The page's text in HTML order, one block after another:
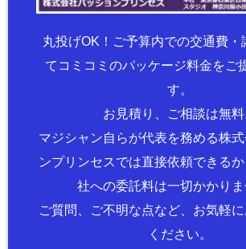
丸投げOK！ご予算内での交通費・
てコミコミのパッケージ料金をご
す。
お見積り、ご相談は無料
マジシャン自らが代表を務める株
ンプリンセスでは直接依頼できる
社への委託料は一切かかりま
ご質問、ご不明な点など、お気軽
ください。